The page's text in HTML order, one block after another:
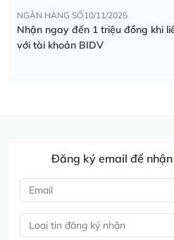
NGÂN HÀNG SỐ10/11/2025
Nhận ngay đến 1 triệu đồng khi
với tài khoản BIDV
Đăng ký email để
Loại tin đăng ký nhận